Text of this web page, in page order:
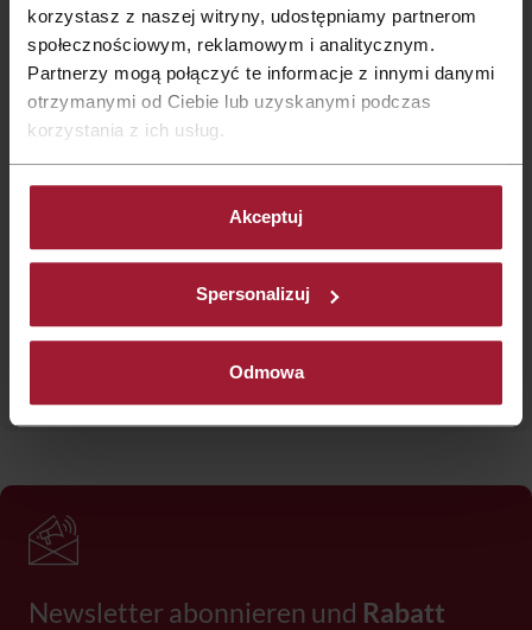
korzystasz z naszej witryny, udostępniamy partnerom
społecznościowym, reklamowym i analitycznym.
Partnerzy mogą połączyć te informacje z innymi danymi
otrzymanymi od Ciebie lub uzyskanymi podczas
korzystania z ich usług.
Akceptuj
Spersonalizuj
Odmowa
Informationen zur Verarbeitung personenbezogener Daten
Newsletter abonnieren und Rabatt